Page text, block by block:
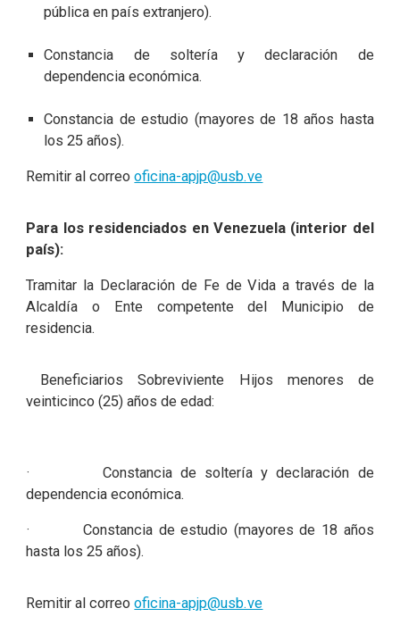
pública en país extranjero).
Constancia de soltería y declaración de
dependencia económica.
Constancia de estudio (mayores de 18 años hasta
los 25 años).
Remitir al correooficina-apjp@usb.ve
Para los residenciados en Venezuela (interior del
país):
Tramitar la Declaración de Fe de Vida a través de la
Alcaldía o Ente competente del Municipio de
residencia.
Beneficiarios Sobreviviente Hijos menores de
veinticinco (25) años de edad:
· Constancia de soltería y declaración de
dependencia económica.
· Constancia de estudio (mayores de 18 años
hasta los 25 años).
Remitir al correooficina-apjp@usb.ve